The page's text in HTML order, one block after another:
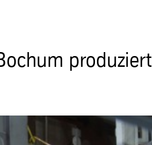
produziert